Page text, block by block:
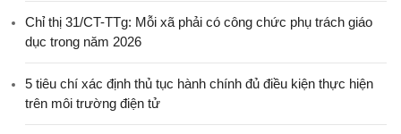
Chỉ thị 31/CT-TTg: Mỗi xã phải có công chức phụ trách giáo
dục trong năm 2026
5 tiêu chí xác định thủ tục hành chính đủ điều kiện thực hiện
trên môi trường điện tử